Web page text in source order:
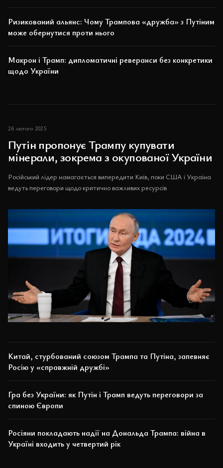
Ризикований альянс: Чому Трампова «дружба» з Путіним
може обернутися проти нього
Макрон і Трамп: дипломатичні реверанси без конкретики
щодо України
26 лютого 2025
Путін пропонує Трампу купувати
мінерали, зокрема з окупованої України
Російський лідер намагається випередити Київ, поки США і Україна
ведуть переговори щодо критично важливих ресурсів
Китай, стурбований союзом Трампа та Путіна, запевняє
Росію у «справжній дружбі»
Гра без України: як Путін і Трамп ведуть переговори за
спиною Європи
Росіяни покладають надії на Дональда Трампа: війна в
Україні входить у четвертий рік